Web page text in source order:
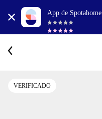
App de Spotahome
VERIFICADO